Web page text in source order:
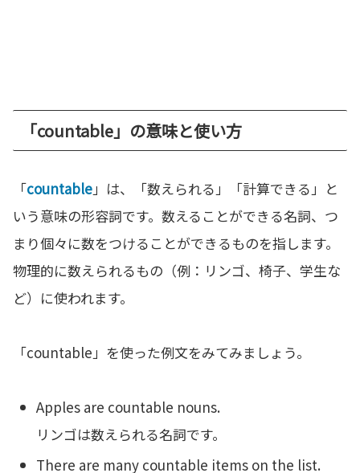
「countable」の意味と使い方
「countable」は、「数えられる」「計算できる」と
いう意味の形容詞です。数えることができる名詞、つ
まり個々に数をつけることができるものを指します。
物理的に数えられるもの（例：リンゴ、椅子、学生な
ど）に使われます。
「countable」を使った例文をみてみましょう。
Apples are countable nouns.
リンゴは数えられる名詞です。
There are many countable items on the list.